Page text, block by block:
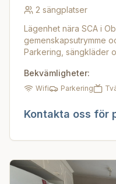
2 sängplatser
Lägenhet nära SCA i
gemenskapsutrymme
Parkering, sängkläder
Bekvämligheter:
Wifi Parkering
Kontakta oss för